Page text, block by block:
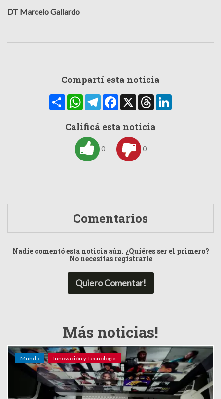
DT Marcelo Gallardo
Compartí esta noticia
CompartirWhatsAppTelegramFacebook
X Threads
Calificá esta noticia
0 0
Comentarios
Nadie comentó esta noticia aún. ¿Quiéres ser el primero?
No necesitas registrarte
Quiero Comentar!
Más noticias!
Mundo Innovación y Tecnología